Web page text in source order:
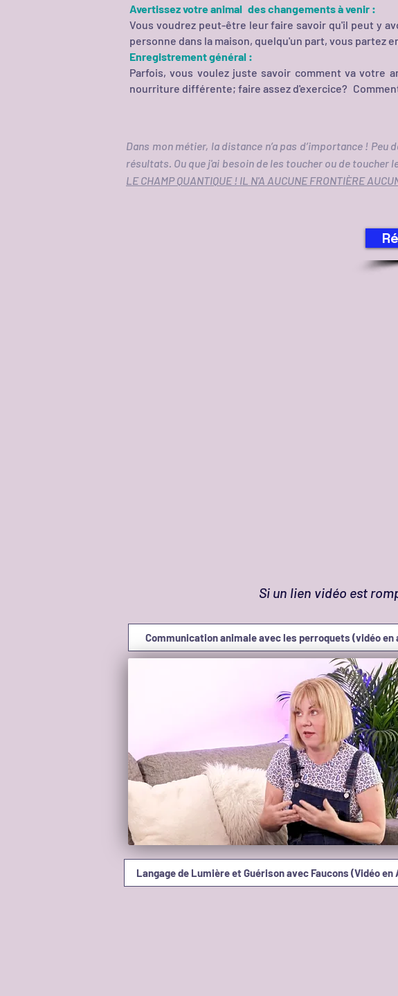
Avertissez votre animal des changements à venir :
Vous voudrez peut-être leur faire savoir qu'il peut y
personne dans la maison, quelqu'un part, vous partez
Enregistrement général :
Parfois, vous voulez juste savoir comment va votre
nourriture différente; faire assez d'exercice?
Dans mon métier, la distance n’a pas d’importance !
résultats. Ou que j'ai besoin de les toucher ou de toucher
LE CHAMP QUANTIQUE ! IL N'A AUCUNE FRONTIÈRE
Si un lien vidéo est
Communication animale avec les perroquets (vidéo en
Langage de Lumière et Guérison avec Faucons (Vidéo en